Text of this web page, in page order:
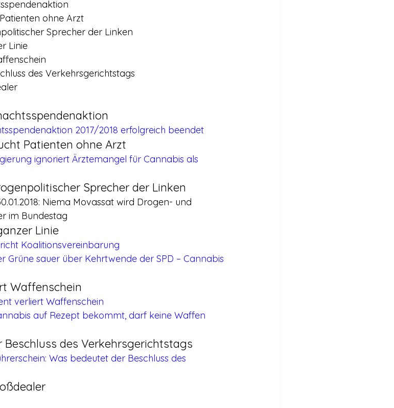
ohne Arzt
Sprecher der Linken
Linie
des Verkehrsgerichtstags
2017/2018 erfolgreich beendet
Patienten ohne Arzt
ignoriert Ärztemangel für Cannabis als
Sprecher der Linken
Niema Movassat wird Drogen- und
im Bundestag
Linie
Koalitionsvereinbarung
Grüne sauer über Kehrtwende der SPD – Cannabis
Waffenschein
verliert Waffenschein
auf Rezept bekommt, darf keine Waffen
Beschluss des Verkehrsgerichtstags
Was bedeutet der Beschluss des